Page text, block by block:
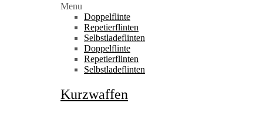
Menu
Doppelflinte
Repetierflinten
Selbstladeflinten
Doppelflinte
Repetierflinten
Selbstladeflinten
Kurzwaffen